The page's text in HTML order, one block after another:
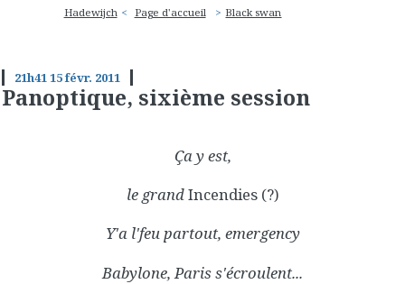
Hadewijch Page d'accueil Black swan
21h4115févr. 2011
Panoptique, sixième session
Ça y est,
le grandIncendies (?)
Y'a l'feu partout, emergency
Babylone, Paris s'écroulent...